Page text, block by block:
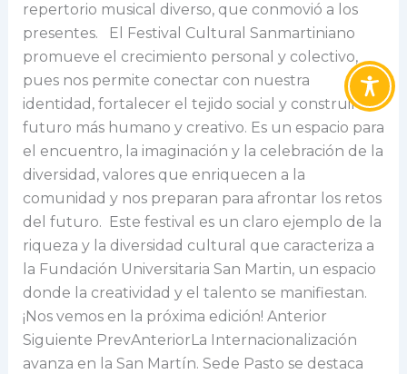
repertorio musical diverso, que conmovió a los
presentes. El Festival Cultural Sanmartiniano
promueve el crecimiento personal y colectivo,
pues nos permite conectar con nuestra
identidad, fortalecer el tejido social y construir un
futuro más humano y creativo. Es un espacio para
el encuentro, la imaginación y la celebración de la
diversidad, valores que enriquecen a la
comunidad y nos preparan para afrontar los retos
del futuro. Este festival es un claro ejemplo de la
riqueza y la diversidad cultural que caracteriza a
la Fundación Universitaria San Martin, un espacio
donde la creatividad y el talento se manifiestan.
¡Nos vemos en la próxima edición! Anterior
Siguiente PrevAnteriorLa Internacionalización
avanza en la San Martín. Sede Pasto se destaca